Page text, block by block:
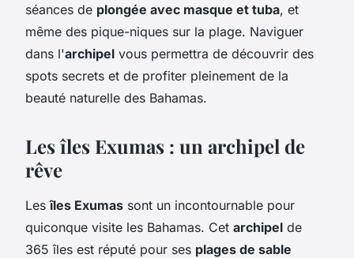
séances de plongée avec masque et tuba, et
même des pique-niques sur la plage. Naviguer
dans l'archipel vous permettra de découvrir des
spots secrets et de profiter pleinement de la
beauté naturelle des Bahamas.
Les îles Exumas : un archipel de
rêve
Lesîles Exumas sont un incontournable pour
quiconque visite les Bahamas. Cet archipel de
365 îles est réputé pour ses plages de sable